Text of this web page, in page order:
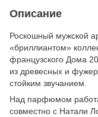
Описание
Роскошный мужской
«бриллиантом»
французского Дома
из древесных и
стойким звучанием.
Над парфюмом
совместно с Натали